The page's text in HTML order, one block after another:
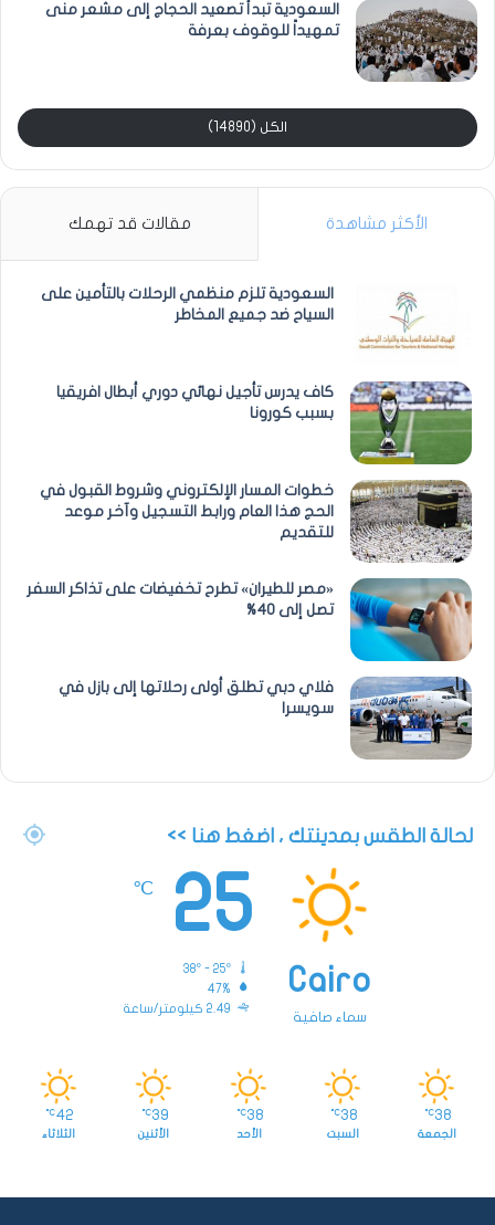
السعودية تبدأ تصعيد الحجاج إلى مشعر منى
تمهيداً للوقوف بعرفة
الكل (14890)
الأكثر مشاهدة مقالات قد تهمك
السعودية تلزم منظمي الرحلات بالتأمين على
السياح ضد جميع المخاطر
كاف يدرس تأجيل نهائي دوري أبطال افريقيا
بسبب كورونا
خطوات المسار الإلكتروني وشروط القبول في
الحج هذا العام ورابط التسجيل وآخر موعد
للتقديم
«مصر للطيران» تطرح تخفيضات على تذاكر السفر
تصل إلى 40%
فلاي دبي تطلق أولى رحلاتها إلى بازل في
سويسرا
لحالة الطقس بمدينتك ، اضغط هنا >>
Cairo
سماء صافية
25
℃
47%
2.49 كيلومتر/ساعة
38
℃
الجمعة
38
℃
السبت
38
℃
الأحد
39
℃
الأثنين
42
℃
الثلاثاء